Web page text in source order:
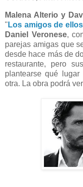
Malena Alterio y
" Los amigos de
Daniel Veronese,
parejas amigas que
desde hace más de
restaurante, pero
plantearse qué
otra. La obra podrá